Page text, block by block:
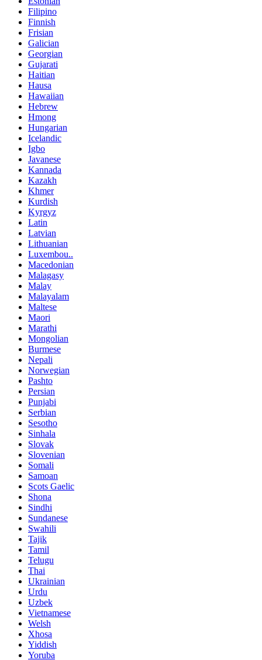
Filipino
Finnish
Frisian
Galician
Georgian
Gujarati
Haitian
Hausa
Hawaiian
Hebrew
Hmong
Hungarian
Icelandic
Igbo
Javanese
Kannada
Kazakh
Khmer
Kurdish
Kyrgyz
Latin
Latvian
Lithuanian
Luxembou..
Macedonian
Malagasy
Malay
Malayalam
Maltese
Maori
Marathi
Mongolian
Burmese
Nepali
Norwegian
Pashto
Persian
Punjabi
Serbian
Sesotho
Sinhala
Slovak
Slovenian
Somali
Samoan
Scots Gaelic
Shona
Sindhi
Sundanese
Swahili
Tajik
Tamil
Telugu
Thai
Ukrainian
Urdu
Uzbek
Vietnamese
Welsh
Xhosa
Yiddish
Yoruba